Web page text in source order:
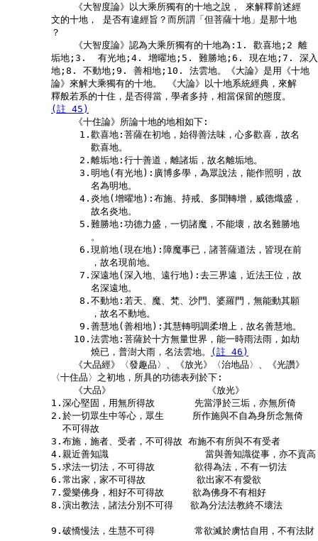
            《大智度論》以大乘所獨有的十地之說， 來解釋前述經
        文的十地， 是否有違經旨？而所謂「但菩薩十地」是那十地
        ？
            《大智度論》認為大乘所獨有的十地為:1. 歡喜地;2 離
        垢地;3.  有光地;4. 增曜地;5. 難勝地;6. 現在地;7. 深入
        地;8. 不動地;9. 善相地;10. 法雲地。《大論》是用《十地
        論》來解大乘獨有的十地。 《大論》以十地系統經典，來解
        釋般若系的十住，是否得當，學者多持，相當保留的態度。
(註 45)
            《十住論》所論十地的地相如下:
             1.歡喜地:菩薩在初地，始得善法味，心多歡喜，故名
               歡喜地。
             2.離垢地:行十善道，離諸垢，故名離垢地。
             3.明地(有光地):廣博多學，為眾說法，能作照明，故
               名為明地。
             4.炎地(增曜地):布施、持戒、多聞轉增，威德熾盛，
               故名炎地。
             5.難勝地:功德力盛，一切諸魔，不能壞，故名難勝地
               。
             6.現前地(現在地):障魔事已，諸菩薩道法，皆現在前
               ，故名現前地。
             7.深遠地(深入地、遠行地):去三界遠，近法王位，故
               名深遠地。
             8.不動地:若天、魔、梵、沙門、婆羅門，無能動其願
               ，故名不動地。
             9.善慧地(善相地):其慧轉明調柔增上，故名善慧地。
            10.法雲地:菩薩於十方無量世界，能一時雨法雨，如劫
               燒已，普澍大雨，名法雲地。
(註 46)
            《大品經》〈發趣品〉、《放光》〈治地品〉、《光讚》
        〈十住品〉之初地，所具的功德表列於下:
《大品》                 《放光》
1.深心堅固，用無所得故       先當淨於三垢，亦無所倚
2.於一切眾生中等心，眾生     所作施與不自為身所念無倚
不可得故
3.布施，施者、受者，不可得故 布施不有所與不有受者
4.親近善知識                 當與善知識從事，亦不貢高
5.求法一切法，不可得故       欲得為法，不有一切法
6.常出家，家不可得故         欲出家不有愛欲
7.愛樂佛身，相好不可得故     欲為佛身不有相好
8.演出教法，諸法分別不可得   欲為分法法教終不壞法
9.破憍慢法，生慧不可得       常欲滅於虜怙自用，不有法財